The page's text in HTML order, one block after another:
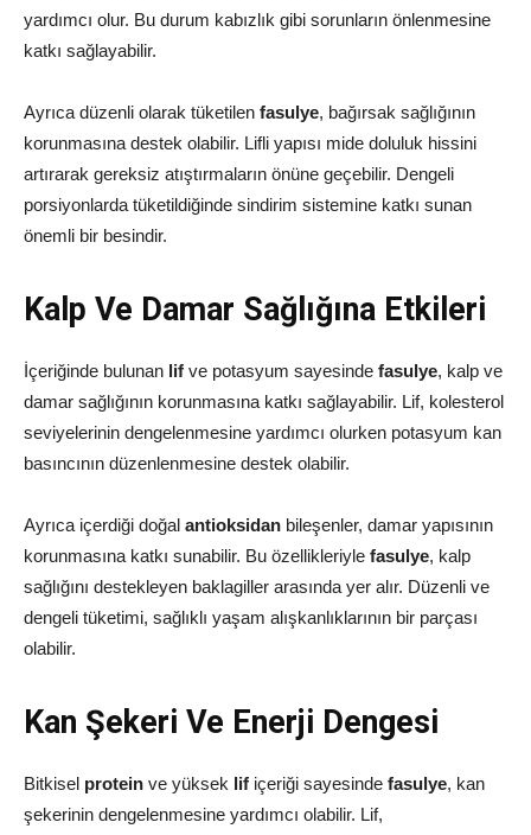
yardımcı olur. Bu durum kabızlık gibi sorunların önlenmesine
katkı sağlayabilir.
Ayrıca düzenli olarak tüketilen fasulye, bağırsak sağlığının
korunmasına destek olabilir. Lifli yapısı mide doluluk hissini
artırarak gereksiz atıştırmaların önüne geçebilir. Dengeli
porsiyonlarda tüketildiğinde sindirim sistemine katkı sunan
önemli bir besindir.
Kalp Ve Damar Sağlığına Etkileri
İçeriğinde bulunan lif ve potasyum sayesinde fasulye, kalp ve
damar sağlığının korunmasına katkı sağlayabilir. Lif, kolesterol
seviyelerinin dengelenmesine yardımcı olurken potasyum kan
basıncının düzenlenmesine destek olabilir.
Ayrıca içerdiği doğal antioksidan bileşenler, damar yapısının
korunmasına katkı sunabilir. Bu özellikleriyle fasulye, kalp
sağlığını destekleyen baklagiller arasında yer alır. Düzenli ve
dengeli tüketimi, sağlıklı yaşam alışkanlıklarının bir parçası
olabilir.
Kan Şekeri Ve Enerji Dengesi
Bitkisel protein ve yüksek lif içeriği sayesinde fasulye, kan
şekerinin dengelenmesine yardımcı olabilir. Lif,